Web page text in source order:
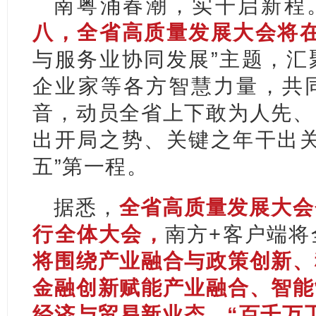
南粤涌春潮，实干启新程
八，全省高质量发展大会将
与服务业协同发展”主题，
企业家等各方智慧力量，共
音，动员全省上下敢为人先
出开 局之势、关键之年干出
五”第一程。
据悉， 全省高质量发展大
行全体大会， 南方+客户端
将围绕产业融合与政策创新
金融创新赋能产业融合、智